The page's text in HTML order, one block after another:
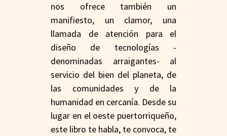
nos ofrece también un
manifiesto, un clamor, una
llamada de atención para el
diseño de tecnologías -
denominadas arraigantes- al
servicio del bien del planeta, de
las comunidades y de la
humanidad en cercanía. Desde su
lugar en el oeste puertorriqueño,
este libro te habla, te convoca, te